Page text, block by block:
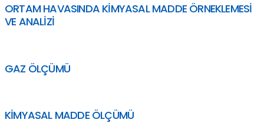
ORTAM HAVASINDA KİMYASAL MADDE ÖRNEKLEMESİ
VE ANALİZİ
GAZ ÖLÇÜMÜ
KİMYASAL MADDE ÖLÇÜMÜ